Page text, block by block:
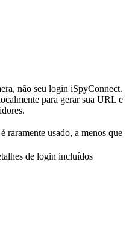
não seu login iSpyConnect.
para gerar sua URL e
raramente usado, a menos que
de login incluídos